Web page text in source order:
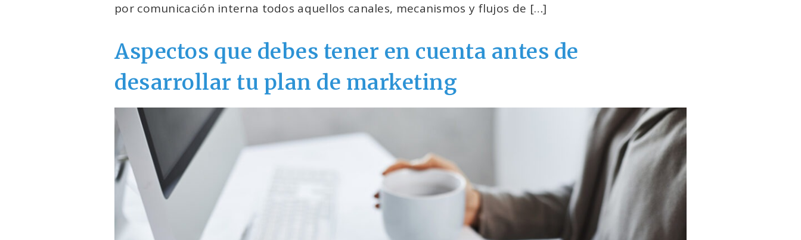
por comunicación interna todos aquellos canales, mecanismos y flujos de […]
Aspectos que debes tener en cuenta antes de
desarrollar tu plan de marketing